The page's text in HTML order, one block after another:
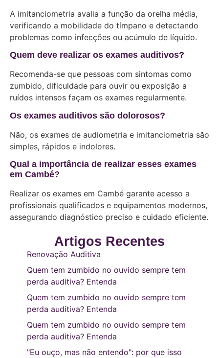
A imitanciometria avalia a função da orelha média,
verificando a mobilidade do tímpano e detectando
problemas como infecções ou acúmulo de líquido.
Quem deve realizar os exames auditivos?
Recomenda-se que pessoas com sintomas como
zumbido, dificuldade para ouvir ou exposição a
ruídos intensos façam os exames regularmente.
Os exames auditivos são dolorosos?
Não, os exames de audiometria e imitanciometria são
simples, rápidos e indolores.
Qual a importância de realizar esses exames
em Cambé?
Realizar os exames em Cambé garante acesso a
profissionais qualificados e equipamentos modernos,
assegurando diagnóstico preciso e cuidado eficiente.
Artigos Recentes
Renovação Auditiva
Quem tem zumbido no ouvido sempre tem
perda auditiva? Entenda
Quem tem zumbido no ouvido sempre tem
perda auditiva? Entenda
Quem tem zumbido no ouvido sempre tem
perda auditiva? Entenda
"Eu ouço, mas não entendo": por que isso